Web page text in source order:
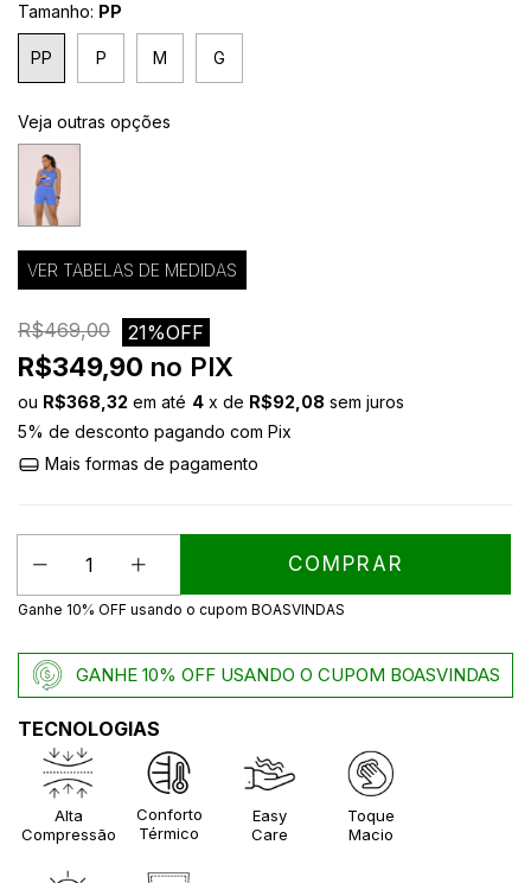
Tamanho: PP
PP P M G
Veja outras opções
VER TABELAS DE MEDIDAS
R$469,00 21%OFF
R$349,90 no PIX
ou R$368,32 em até 4 x de R$92,08 sem juros
5% de desconto pagando com Pix
Mais formas de pagamento
Ganhe 10% OFF usando o cupom BOASVINDAS
GANHE 10% OFF USANDO O CUPOM BOASVINDAS
TECNOLOGIAS
Alta
Compressão
Conforto
Térmico
Easy
Care
Toque
Macio